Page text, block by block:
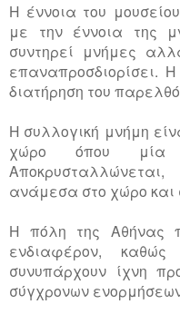
Η έννοια του
με την έννοια της
συντηρεί μνήμες
επαναπροσδιορίσει.
διατήρηση του
Η συλλογική μνήμη
χώρο όπου μία
ανάμεσα στο χώρο και
Η πόλη της Αθήνας
ενδιαφέρον,
συνυπάρχουν ίχνη
σύγχρονων